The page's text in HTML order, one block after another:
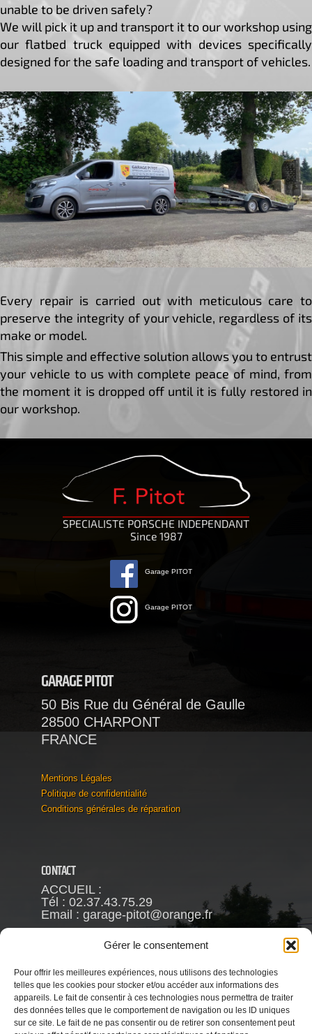
Gérer le consentement
Pour offrir les meilleures expériences, nous utilisons des technologies
telles que les cookies pour stocker et/ou accéder aux informations des
appareils. Le fait de consentir à ces technologies nous permettra de traiter
des données telles que le comportement de navigation ou les ID uniques
sur ce site. Le fait de ne pas consentir ou de retirer son consentement peut
unable to be driven safely?
We will pick it up and transport it to our workshop using
our flatbed truck equipped with devices specifically
designed for the safe loading and transport of vehicles.
Every repair is carried out with meticulous care to
preserve the integrity of your vehicle, regardless of its
make or model.
This simple and effective solution allows you to entrust
your vehicle to us with complete peace of mind, from
the moment it is dropped off until it is fully restored in
our workshop.
SPECIALISTE PORSCHE INDEPENDANT
Since 1987
Garage PITOT
Garage PITOT
GARAGE PITOT
50 Bis Rue du Général de Gaulle
28500 CHARPONT
FRANCE
Mentions Légales
Politique de confidentialité
Conditions générales de réparation
CONTACT
ACCUEIL :
Tél : 02.37.43.75.29
Email : garage-pitot@orange.fr
Fréderic PITOT
Mob : 06.63.93.88.66
VENTE :
Reynald CHAMBRIN
Mob : 06.63.79.81.58
Email : garage.pitot@gmail.com